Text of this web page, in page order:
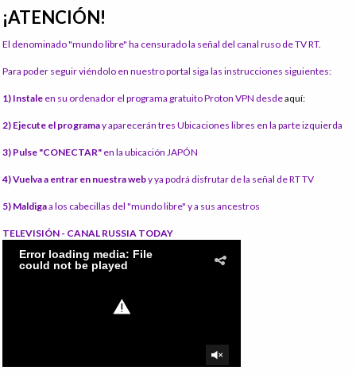
¡ATENCIÓN!
El denominado "mundo libre" ha censurado la señal del canal ruso de TV RT.
Para poder seguir viéndolo en nuestro portal siga las instrucciones siguientes:
1) Instale en su ordenador el programa gratuito Proton VPN desdeaquí:
2) Ejecute el programay aparecerán tres Ubicaciones libres en la parte izquierda
3) Pulse "CONECTAR" en la ubicación JAPÓN
4) Vuelva a entrar en nuestra weby ya podrá disfrutar de la señal de RT TV
5) Maldigaa los cabecillas del "mundo libre" y a sus ancestros
TELEVISIÓN - CANAL RUSSIA TODAY